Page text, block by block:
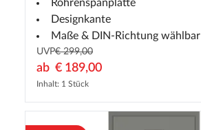
Röhrenspanplatte
Designkante
Maße & DIN-Richtung wählbar
UVP€ 299,00
ab € 189,00
Inhalt: 1 Stück